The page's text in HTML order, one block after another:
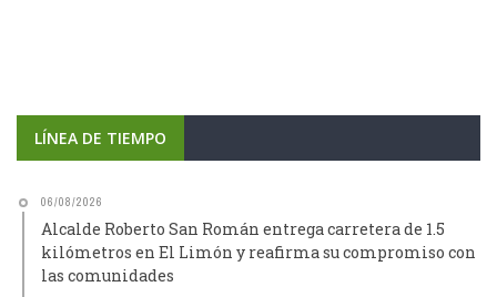
LÍNEA DE TIEMPO
06/08/2026
Alcalde Roberto San Román entrega carretera de 1.5
kilómetros en El Limón y reafirma su compromiso con
las comunidades